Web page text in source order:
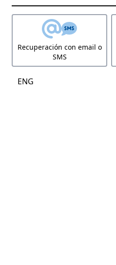
Recuperación con email o
SMS
ENG